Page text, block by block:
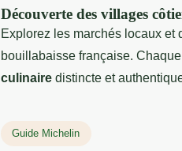
Découverte des villages
Explorez les marchés locaux et
bouillabaisse française.
culinaire distincte et
Guide Michelin